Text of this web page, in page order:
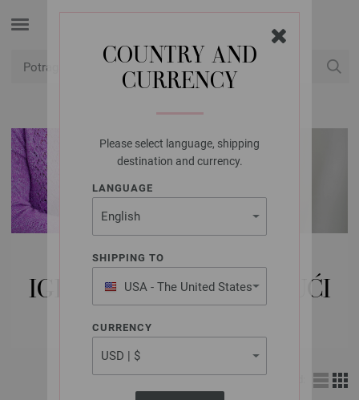
COUNTRY AND
CURRENCY
Please select language, shipping
destination and currency.
LANGUAGE
SHIPPING TO
USA - The United States
of America
CURRENCY
LANA GROSSA IGLE |
IGLATAČKA | NEHRĐAJUĆI
ČELIK